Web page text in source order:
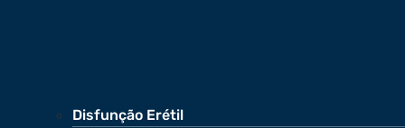
Disfunção Erétil